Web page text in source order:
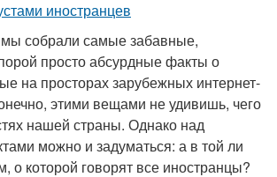
собрали самые забавные,
просто абсурдные факты о
на просторах зарубежных интернет-
этими вещами не удивишь, чего
нашей страны. Однако над
можно и задуматься: а в той ли
о которой говорят все иностранцы?